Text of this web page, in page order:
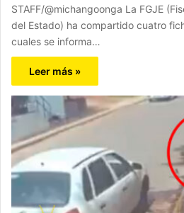
STAFF/@michangoonga La FGJE
del Estado) ha compartido cuatro
cuales se informa…
Leer más »